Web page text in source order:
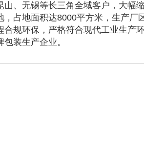
山、无锡等长三角全域客户，大幅
，占地面积达8000平方米，生产
合规环保，严格符合现代工业生产
装生产企业。